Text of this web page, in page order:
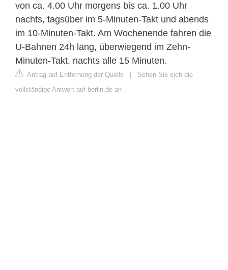
von ca. 4.00 Uhr morgens bis ca. 1.00 Uhr
nachts, tagsüber im 5-Minuten-Takt und abends
im 10-Minuten-Takt. Am Wochenende fahren die
U-Bahnen 24h lang, überwiegend im Zehn-
Minuten-Takt, nachts alle 15 Minuten.
Antrag auf Entfernung der Quelle
Sehen Sie sich die
vollständige Antwort auf berlin.de an